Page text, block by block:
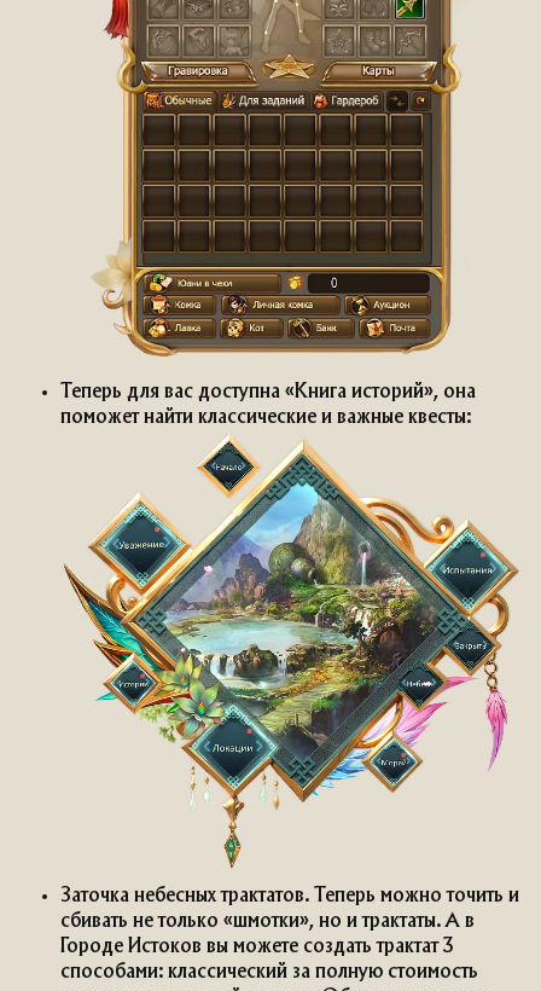
Теперь для вас доступна «Книга историй», она
поможет найти классические и важные квесты:
Заточка небесных трактатов. Теперь можно точить и
сбивать не только «шмотки», но и трактаты. А в
Городе Истоков вы можете создать трактат 3
способами: классический за полную стоимость